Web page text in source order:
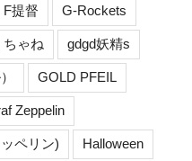
F提督 G-Rockets
ゃね gdgd妖精s
GOLD PFEIL
Zeppelin
ペリン) Halloween